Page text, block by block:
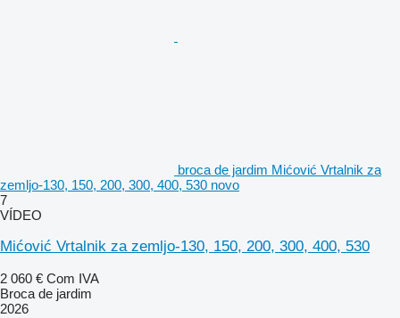
broca de jardim Mićović Vrtalnik za
zemljo-130, 150, 200, 300, 400, 530 novo
7
VÍDEO
Mićović Vrtalnik za zemljo-130, 150, 200, 300, 400, 530
2 060 € Com IVA
Broca de jardim
2026